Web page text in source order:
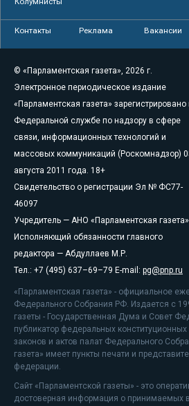
Контакты Реклама Вакансии
© «Парламентская газета», 2026 г.
Электронное периодическое издание
«Парламентская газета» зарегистрировано
Федеральной службе по надзору в сфере
связи, информационных технологий и
массовых коммуникаций (Роскомнадзор)
августа 2011 года. 18+
Свидетельство о регистрации Эл № ФС77-
46097
Учредитель — АНО «Парламентская газета»
Исполняющий обязанности главного
редактора — Абдуллаев М.Р.
Тел.: +7 (495) 637–69–79 E-mail: pg@pnp.ru
«Парламентская газета» - официальное
Федерального Собрания РФ. Издается с
газеты - Государственная Дума и Совет
публикатор федеральных
законов и актов палат Федерального
газета» имеет пункты печати и
федерации.
Сайт «Парламентской газеты» - это
достоверная информация о принимаемых в